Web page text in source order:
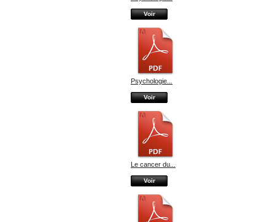
Voir
Psychologie...
Voir
Le cancer du...
Voir